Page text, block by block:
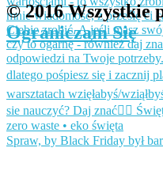
Spraw, by Black Friday był
© 2016 Wszystkie
Ograniczam Się